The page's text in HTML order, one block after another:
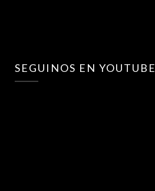
SEGUINOS EN YOUTUBE